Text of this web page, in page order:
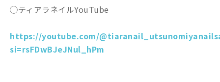
◯ティアラネイルYouTube
https://youtube.com/
si=rsFDwBJeJNul_hPm